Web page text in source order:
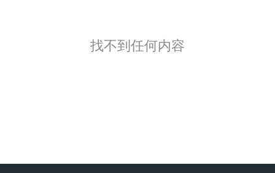
找不到任何内容